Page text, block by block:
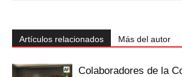
Artículos relacionados Más del autor
Colaboradores de la